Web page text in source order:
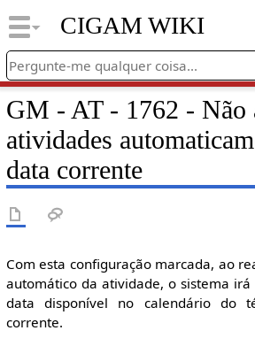
CIGAM WIKI
GM - AT - 1762 - Não
atividades
data corrente
Com esta configuração marcada, ao
automático da atividade, o sistema
data disponível no calendário do
corrente.